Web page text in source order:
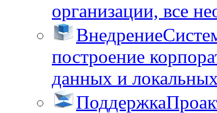
организации, все
Внедрение
построение
данных и
Поддержка